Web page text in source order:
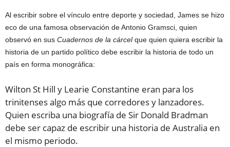
Al escribir sobre el vínculo entre deporte y sociedad, James se hizo
eco de una famosa observación de Antonio Gramsci, quien
observó en sus Cuadernos de la cárcelque quien quiera escribir la
historia de un partido político debe escribir la historia de todo un
país en forma monográfica:
Wilton St Hill y Learie Constantine eran para los
trinitenses algo más que corredores y lanzadores.
Quien escriba una biografía de Sir Donald Bradman
debe ser capaz de escribir una historia de Australia en
el mismo periodo.